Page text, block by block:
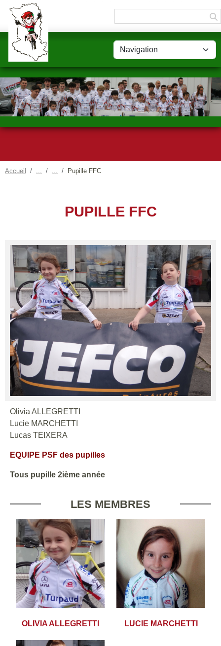
Accueil Pupille FFC
PUPILLE FFC
Olivia ALLEGRETTI
Lucie MARCHETTI
Lucas TEIXERA
EQUIPE PSF des pupilles
Tous pupille 2ième année
LES MEMBRES
OLIVIA ALLEGRETTI LUCIE MARCHETTI
Panneau de gestion des cookies